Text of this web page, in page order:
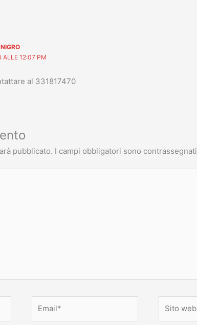
ALLE 12:07 PM
al 331817470
pubblicato. I campi obbligatori sono contrassegnati
web